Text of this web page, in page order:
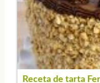
Receta de tarta